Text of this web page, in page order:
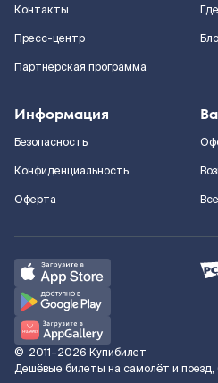
Контакты
Пресс-центр
Партнерская программа
Информация
Безопасность
Конфиденциальность
Оферта
© 2011–2026 Купибилет
Дешёвые билеты на самолёт и поезд,